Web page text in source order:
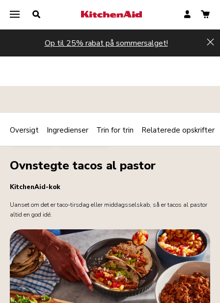
Op til 25% rabat på sommersalget!
HOVEDRET STREET FOOD Print
Ovnstegte tacos al pastor
KitchenAid-kok
Uanset om det er taco-tirsdag eller middagsselskab, så er tacos al pastor
altid en god idé.
Oversigt Ingredienser Trin for trin Relaterede opskrifter